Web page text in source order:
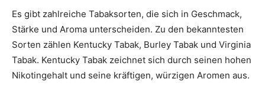
Es gibt zahlreiche Tabaksorten, die sich in Geschmack,
Stärke und Aroma unterscheiden. Zu den bekanntesten
Sorten zählen Kentucky Tabak, Burley Tabak und Virginia
Tabak. Kentucky Tabak zeichnet sich durch seinen hohen
Nikotingehalt und seine kräftigen, würzigen Aromen aus.